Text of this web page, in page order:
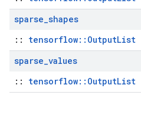
sparse_shapes
:: tensorflow::OutputList
sparse_values
:: tensorflow::OutputList